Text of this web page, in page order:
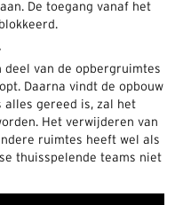
De toegang vanaf het
deel van de opbergruimtes
Daarna vindt de opbouw
alles gereed is, zal het
Het verwijderen van
ruimtes heeft wel als
thuisspelende teams niet